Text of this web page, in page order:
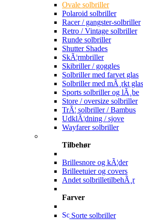
Ovale solbriller
Polaroid solbriller
Racer / gangster-solbriller
Retro / Vintage solbriller
Runde solbriller
Shutter Shades
SkÃ¦rmbriller
Skibriller / goggles
Solbriller med farvet glas
Solbriller med mÃ¸rkt glas
Sports solbriller og lÃ¸be
Store / oversize solbriller
TrÃ¦ solbriller / Bambus
UdklÃ¦dning / sjove
Wayfarer solbriller
Tilbehør
Brillesnore og kÃ¦der
Brilleetuier og covers
Andet solbrilletilbehÃ¸r
Farver
Sorte solbriller